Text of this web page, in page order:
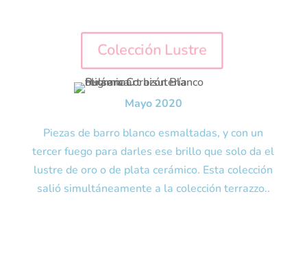
Colección Lustre
Mayo 2020
Piezas de barro blanco esmaltadas, y con un
tercer fuego para darles ese brillo que solo da el
lustre de oro o de plata cerámico. Esta colección
salió simultáneamente a la colección terrazzo..